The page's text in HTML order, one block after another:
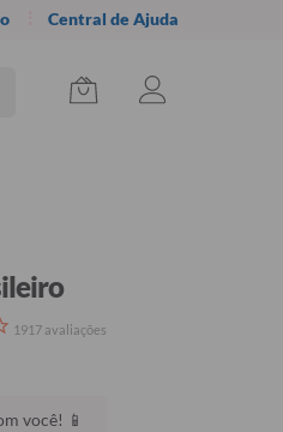
Central de Ajuda
1917 avaliações
você! 📱